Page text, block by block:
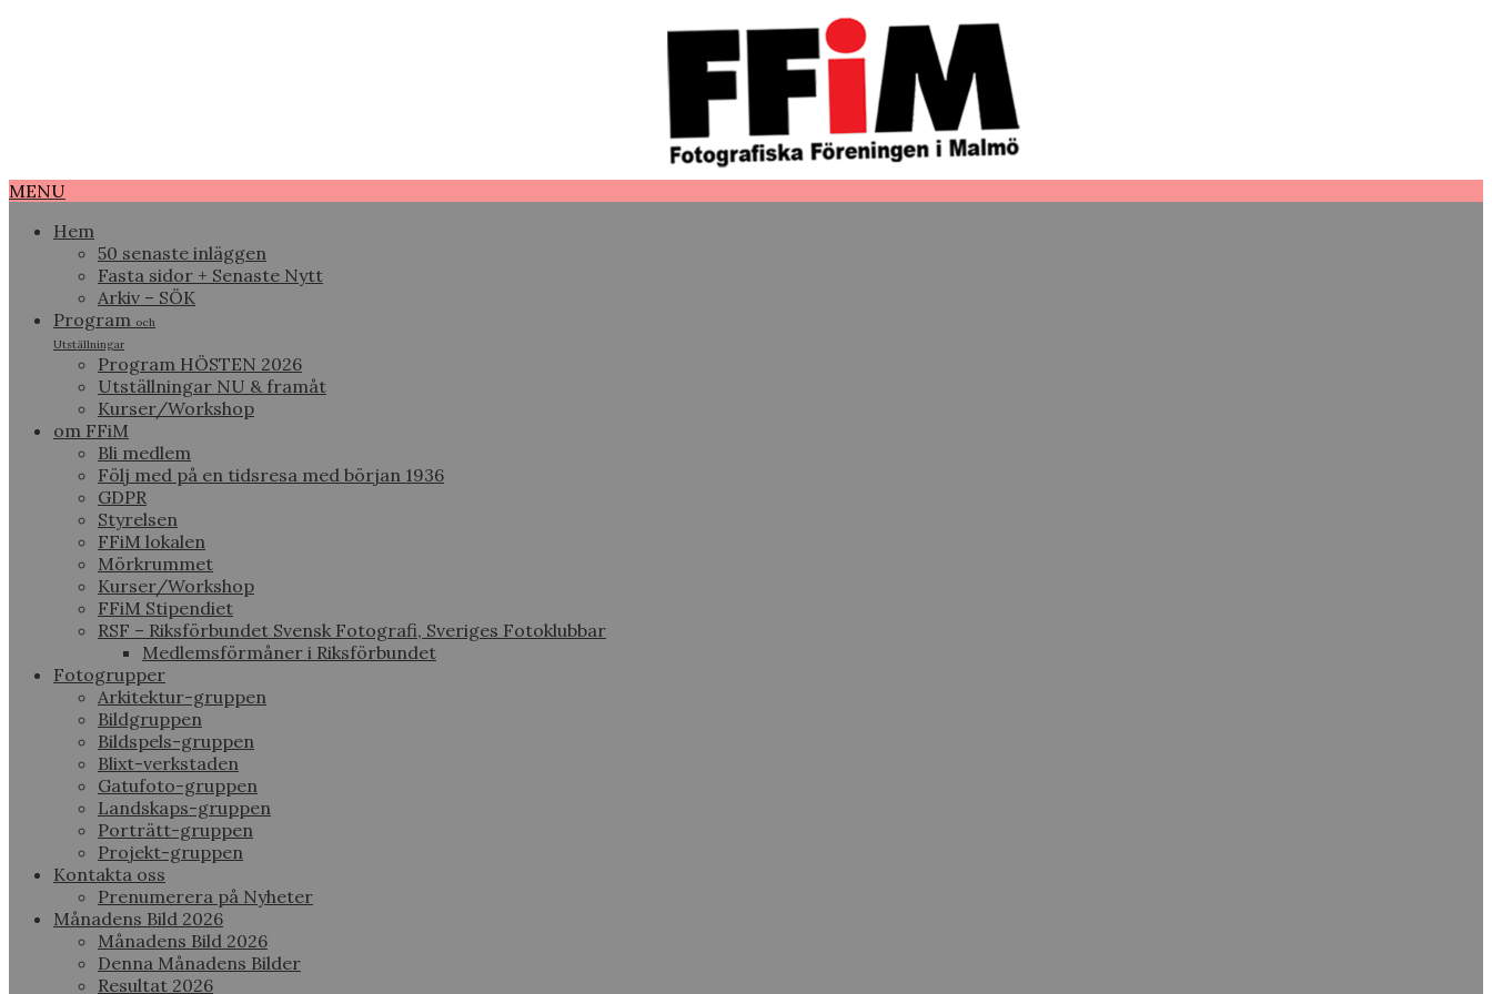
MENU
Hem
50 senaste inläggen
Fasta sidor + Senaste Nytt
Arkiv – SÖK
Program och
Utställningar
Program HÖSTEN 2026
Utställningar NU & framåt
Kurser/Workshop
om FFiM
Bli medlem
Följ med på en tidsresa med början 1936
GDPR
Styrelsen
FFiM lokalen
Mörkrummet
Kurser/Workshop
FFiM Stipendiet
RSF – Riksförbundet Svensk Fotografi, Sveriges Fotoklubbar
Medlemsförmåner i Riksförbundet
Fotogrupper
Arkitektur-gruppen
Bildgruppen
Bildspels-gruppen
Blixt-verkstaden
Gatufoto-gruppen
Landskaps-gruppen
Porträtt-gruppen
Projekt-gruppen
Kontakta oss
Prenumerera på Nyheter
Månadens Bild 2026
Månadens Bild 2026
Denna Månadens Bilder
Resultat 2026